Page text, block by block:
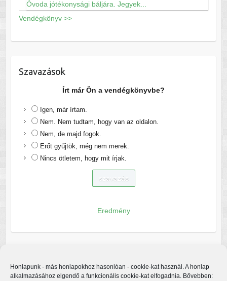
Honlapunk - más honlapokhoz hasonlóan - cookie-kat használ. A honlap
alkalmazásához elgendő a funkcionális cookie-kat elfogadnia. Bővebben:
Óvoda jótékonysági báljára. Jegyek...
Vendégkönyv >>
Szavazások
Írt már Ön a vendégkönyvbe?
Igen, már írtam.
Nem. Nem tudtam, hogy van az oldalon.
Nem, de majd fogok.
Erőt gyűjtök, még nem merek.
Nincs ötletem, hogy mit írjak.
Eredmény